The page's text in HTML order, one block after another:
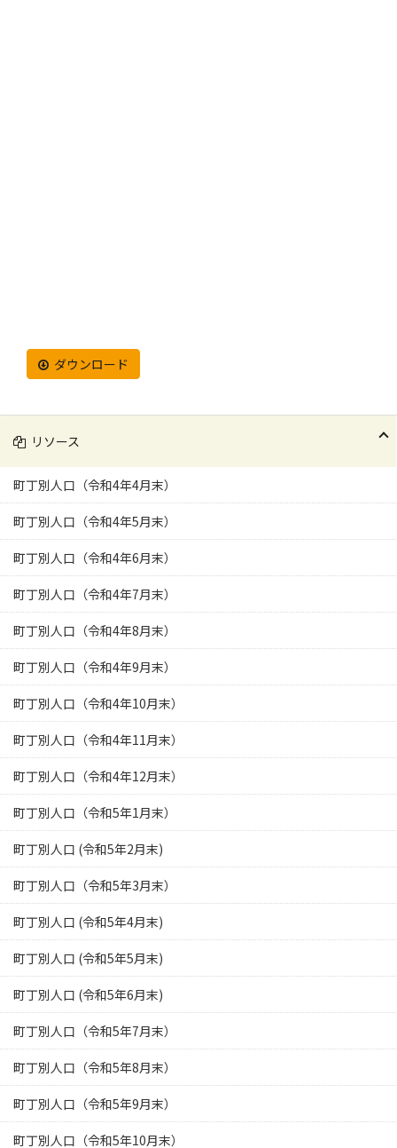
ダウンロード
リソース
町丁別人口（令和4年4月末）
町丁別人口（令和4年5月末）
町丁別人口（令和4年6月末）
町丁別人口（令和4年7月末）
町丁別人口（令和4年8月末）
町丁別人口（令和4年9月末）
町丁別人口（令和4年10月末）
町丁別人口（令和4年11月末）
町丁別人口（令和4年12月末）
町丁別人口（令和5年1月末）
町丁別人口 (令和5年2月末)
町丁別人口（令和5年3月末）
町丁別人口 (令和5年4月末)
町丁別人口 (令和5年5月末)
町丁別人口 (令和5年6月末)
町丁別人口（令和5年7月末）
町丁別人口（令和5年8月末）
町丁別人口（令和5年9月末）
町丁別人口（令和5年10月末）